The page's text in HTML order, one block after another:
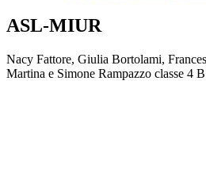
ASL-MIUR
Nacy Fattore, Giulia Bortolami,
Martina e Simone Rampazzo classe 4